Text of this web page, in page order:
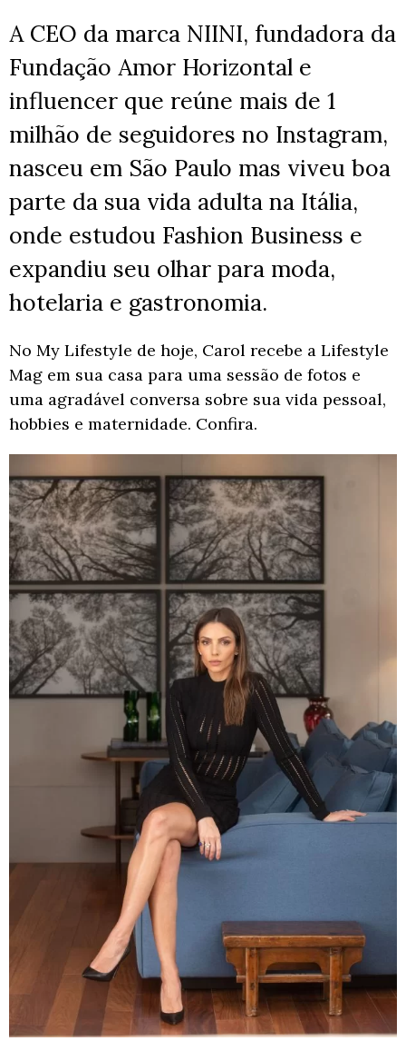
A CEO da marca NIINI, fundadora da
Fundação Amor Horizontal e
influencer que reúne mais de 1
milhão de seguidores no Instagram,
nasceu em São Paulo mas viveu boa
parte da sua vida adulta na Itália,
onde estudou Fashion Business e
expandiu seu olhar para moda,
hotelaria e gastronomia.
No My Lifestyle de hoje, Carol recebe a Lifestyle
Mag em sua casa para uma sessão de fotos e
uma agradável conversa sobre sua vida pessoal,
hobbies e maternidade. Confira.